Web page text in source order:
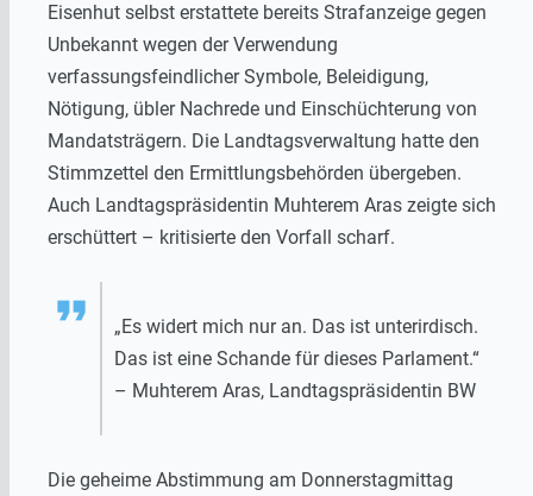
Eisenhut selbst erstattete bereits Strafanzeige gegen
Unbekannt wegen der Verwendung
verfassungsfeindlicher Symbole, Beleidigung,
Nötigung, übler Nachrede und Einschüchterung von
Mandatsträgern. Die Landtagsverwaltung hatte den
Stimmzettel den Ermittlungsbehörden übergeben.
Auch Landtagspräsidentin Muhterem Aras zeigte sich
erschüttert – kritisierte den Vorfall scharf.
„Es widert mich nur an. Das ist unterirdisch.
Das ist eine Schande für dieses Parlament.“
– Muhterem Aras, Landtagspräsidentin BW
Die geheime Abstimmung am Donnerstagmittag